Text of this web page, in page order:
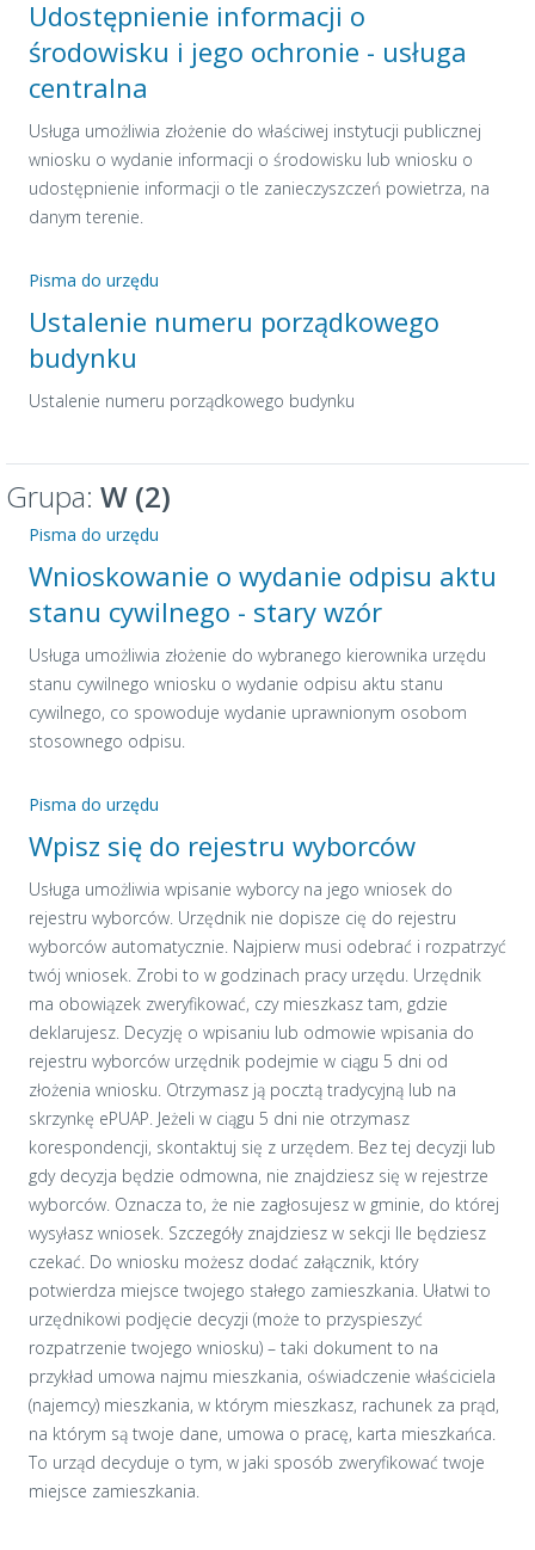
Udostępnienie informacji o
środowisku i jego ochronie - usługa
centralna
Usługa umożliwia złożenie do właściwej instytucji publicznej
wniosku o wydanie informacji o środowisku lub wniosku o
udostępnienie informacji o tle zanieczyszczeń powietrza, na
danym terenie.
Pisma do urzędu
Ustalenie numeru porządkowego
budynku
Ustalenie numeru porządkowego budynku
Grupa: W (2)
Pisma do urzędu
Wnioskowanie o wydanie odpisu aktu
stanu cywilnego - stary wzór
Usługa umożliwia złożenie do wybranego kierownika urzędu
stanu cywilnego wniosku o wydanie odpisu aktu stanu
cywilnego, co spowoduje wydanie uprawnionym osobom
stosownego odpisu.
Pisma do urzędu
Wpisz się do rejestru wyborców
Usługa umożliwia wpisanie wyborcy na jego wniosek do
rejestru wyborców. Urzędnik nie dopisze cię do rejestru
wyborców automatycznie. Najpierw musi odebrać i rozpatrzyć
twój wniosek. Zrobi to w godzinach pracy urzędu. Urzędnik
ma obowiązek zweryfikować, czy mieszkasz tam, gdzie
deklarujesz. Decyzję o wpisaniu lub odmowie wpisania do
rejestru wyborców urzędnik podejmie w ciągu 5 dni od
złożenia wniosku. Otrzymasz ją pocztą tradycyjną lub na
skrzynkę ePUAP. Jeżeli w ciągu 5 dni nie otrzymasz
korespondencji, skontaktuj się z urzędem. Bez tej decyzji lub
gdy decyzja będzie odmowna, nie znajdziesz się w rejestrze
wyborców. Oznacza to, że nie zagłosujesz w gminie, do której
wysyłasz wniosek. Szczegóły znajdziesz w sekcji Ile będziesz
czekać. Do wniosku możesz dodać załącznik, który
potwierdza miejsce twojego stałego zamieszkania. Ułatwi to
urzędnikowi podjęcie decyzji (może to przyspieszyć
rozpatrzenie twojego wniosku) – taki dokument to na
przykład umowa najmu mieszkania, oświadczenie właściciela
(najemcy) mieszkania, w którym mieszkasz, rachunek za prąd,
na którym są twoje dane, umowa o pracę, karta mieszkańca.
To urząd decyduje o tym, w jaki sposób zweryfikować twoje
miejsce zamieszkania.